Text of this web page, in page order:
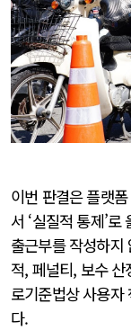
이번 판결은 플랫
서 ‘실질적 통제’
출근부를 작성하지
적, 페널티, 보수
로기준법상 사용자
다.